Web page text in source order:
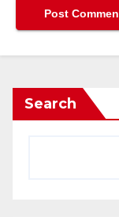
Search